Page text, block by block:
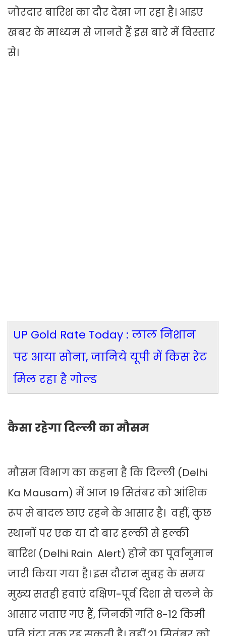
जोरदार बारिश का दौर देखा जा रहा है। आइए
खबर के माध्यम से जानते हैं इस बारे में विस्तार
से।
UP Gold Rate Today : लाल निशान
पर आया सोना, जानिये यूपी में किस रेट
मिल रहा है गोल्ड
कैसा रहेगा दिल्ली का मौसम
मौसम विभाग का कहना है कि दिल्ली (Delhi
Ka Mausam) में आज 19 सितंबर को आंशिक
रूप से बादल छाए रहने के आसार है। वहीं, कुछ
स्थानों पर एक या दो बार हल्की से हल्की
बारिश (Delhi Rain Alert) होने का पूर्वानुमान
जारी किया गया है। इस दौरान सुबह के समय
मुख्य सतही हवाएं दक्षिण-पूर्व दिशा से चलने के
आसार जताए गए हैं, जिनकी गति 8-12 किमी